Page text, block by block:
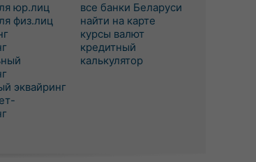
юр.лиц
физ.лиц
эквайринг
все банки Беларуси
найти на карте
курсы валют
кредитный
калькулятор